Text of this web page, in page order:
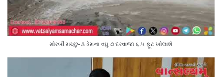
મોરબી મચ્છુ-૩ ડેમના વઘુ ૭ દરવાજા ૬.૫ ફૂટ ખોલાશે